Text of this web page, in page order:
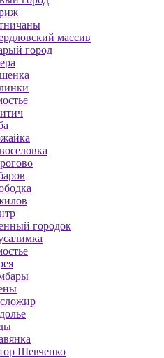
массив
город
городок
Шевченко